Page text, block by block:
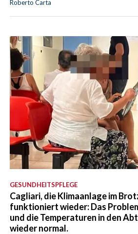
Roberto Carta
GESUNDHEITSPFLEGE
Cagliari, die Klimaanlage im
funktioniert wieder: Das
und die Temperaturen in den
wieder normal.